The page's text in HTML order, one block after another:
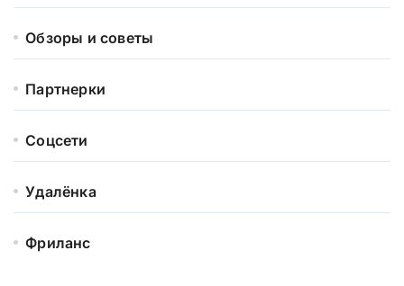
Обзоры и советы
Партнерки
Соцсети
Удалёнка
Фриланс